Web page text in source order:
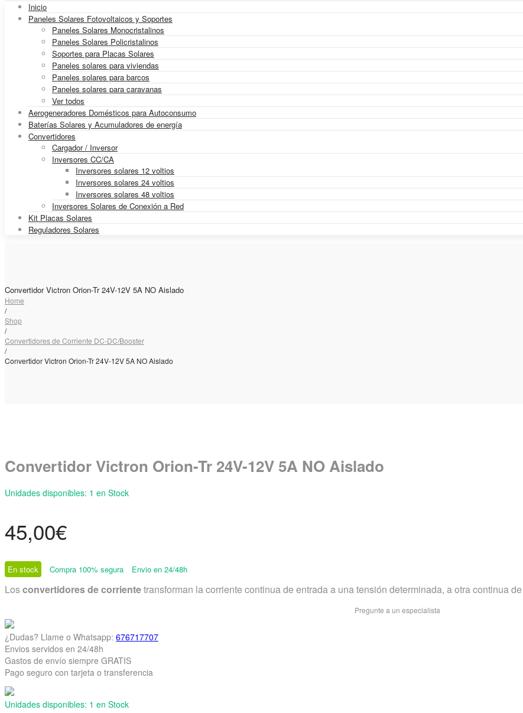
Inicio
Paneles Solares Fotovoltaicos y Soportes
Paneles Solares Monocristalinos
Paneles Solares Policristalinos
Soportes para Placas Solares
Paneles solares para viviendas
Paneles solares para barcos
Paneles solares para caravanas
Ver todos
Aerogeneradores Domésticos para Autoconsumo
Baterías Solares y Acumuladores de energía
Convertidores
Cargador / Inversor
Inversores CC/CA
Inversores solares 12 voltios
Inversores solares 24 voltios
Inversores solares 48 voltios
Inversores Solares de Conexión a Red
Kit Placas Solares
Reguladores Solares
Convertidor Victron Orion-Tr 24V-12V 5A NO Aislado
Home
/
Shop
/
Convertidores de Corriente DC-DC/Booster
/
Convertidor Victron Orion-Tr 24V-12V 5A NO Aislado
Convertidor Victron Orion-Tr 24V-12V 5A NO Aislado
Unidades disponibles: 1 en Stock
45,00€
En stock Compra 100% segura Envio en 24/48h
Losconvertidores de corrientetransforman la corriente continua de entrada a una tensión determinada, a otra continua
Pregunte a un especialista
¿Dudas? Llame o Whatsapp: 676717707
Envios servidos en 24/48h
Gastos de envío siempre GRATIS
Pago seguro con tarjeta o transferencia
Unidades disponibles: 1 en Stock